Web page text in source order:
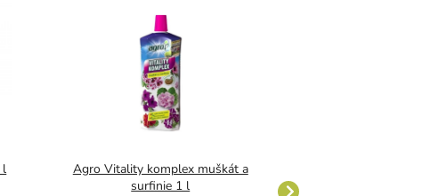
l
Agro Vitality komplex muškát a
surfinie 1 l